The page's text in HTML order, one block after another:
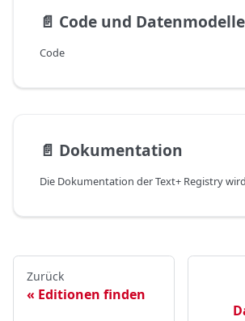
📄️ Code und Datenmodelle
Code
📄️ Dokumentation
Zurück
Editionen finden